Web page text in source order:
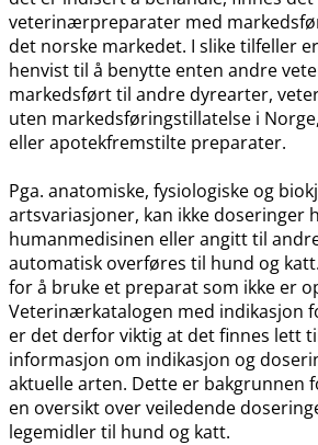
veterinærpreparater med
det norske markedet. I slike tilfeller
henvist til å benytte enten andre
markedsført til andre dyrearter,
uten markedsføringstillatelse i
eller apotekfremstilte preparater.
Pga. anatomiske, fysiologiske og
artsvariasjoner, kan ikke doseringer
humanmedisinen eller angitt til
automatisk overføres til hund og
for å bruke et preparat som ikke er
Veterinærkatalogen med indikasjon
er det derfor viktig at det finnes lett
informasjon om indikasjon og
aktuelle arten. Dette er bakgrunnen
en oversikt over veiledende
legemidler til hund og katt.